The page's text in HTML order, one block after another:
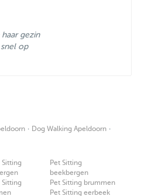
gezin
op
· Dog Walking Apeldoorn ·
Sitting
Sitting
Pet Sitting
beekbergen
Pet Sitting brummen
Pet Sitting eerbeek